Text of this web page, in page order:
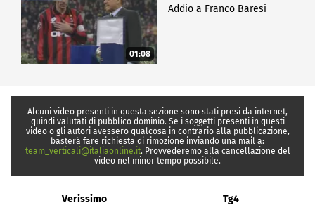
01:08
Addio a Franco Baresi
Alcuni video presenti in questa sezione sono stati presi da internet,
quindi valutati di pubblico dominio. Se i soggetti presenti in questi
video o gli autori avessero qualcosa in contrario alla pubblicazione,
basterà fare richiesta di rimozione inviando una mail a:
team_verticali@italiaonline.it. Provvederemo alla cancellazione del
video nel minor tempo possibile.
Verissimo Tg4